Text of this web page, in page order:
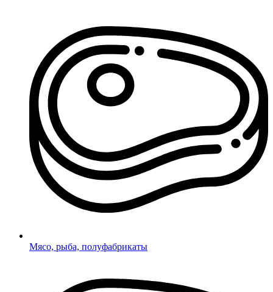
Мясо, рыба, полуфабрикаты